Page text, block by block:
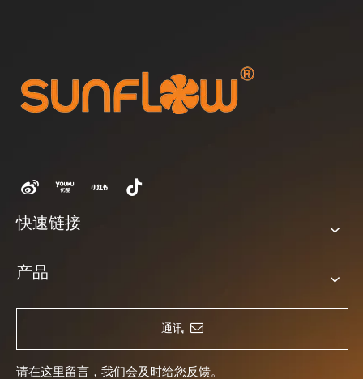
快速链接
产品
通讯
请在这里留言，我们会及时给您反馈。